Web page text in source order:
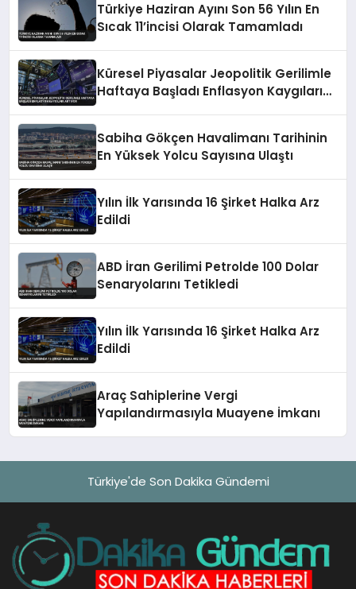
Türkiye Haziran Ayını Son 56 Yılın En
Sıcak 11’incisi Olarak Tamamladı
Küresel Piyasalar Jeopolitik Gerilimle
Haftaya Başladı Enflasyon Kaygıları
Sabiha Gökçen Havalimanı Tarihinin
En Yüksek Yolcu Sayısına Ulaştı
Yılın İlk Yarısında 16 Şirket Halka Arz
Edildi
ABD İran Gerilimi Petrolde 100 Dolar
Senaryolarını Tetikledi
Yılın İlk Yarısında 16 Şirket Halka Arz
Edildi
Araç Sahiplerine Vergi
Yapılandırmasıyla Muayene İmkanı
Türkiye'de Son Dakika Gündemi